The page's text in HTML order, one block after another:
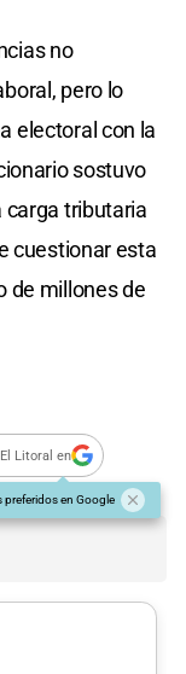
no
pero lo
electoral con la
sostuvo
carga tributaria
cuestionar esta
de millones de
Litoral en
preferidos en Google